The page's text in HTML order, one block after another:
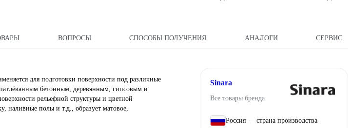
ВОПРОСЫ СПОСОБЫ ПОЛУЧЕНИЯ АНАЛОГИ СЕРВИС
для подготовки поверхности под различные
бетонным, деревянным, гипсовым и
рельефной структуры и цветной
наливные полы и т.д., образует матовое,
Sinara
Все товары бренда
Россия — страна производства